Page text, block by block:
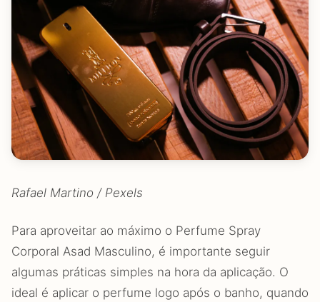
Rafael Martino / Pexels
Para aproveitar ao máximo o Perfume Spray
Corporal Asad Masculino, é importante seguir
algumas práticas simples na hora da aplicação. O
ideal é aplicar o perfume logo após o banho, quando